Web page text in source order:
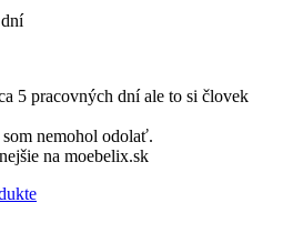
5 pracovných dní ale to si človek
nemohol odolať.
na moebelix.sk